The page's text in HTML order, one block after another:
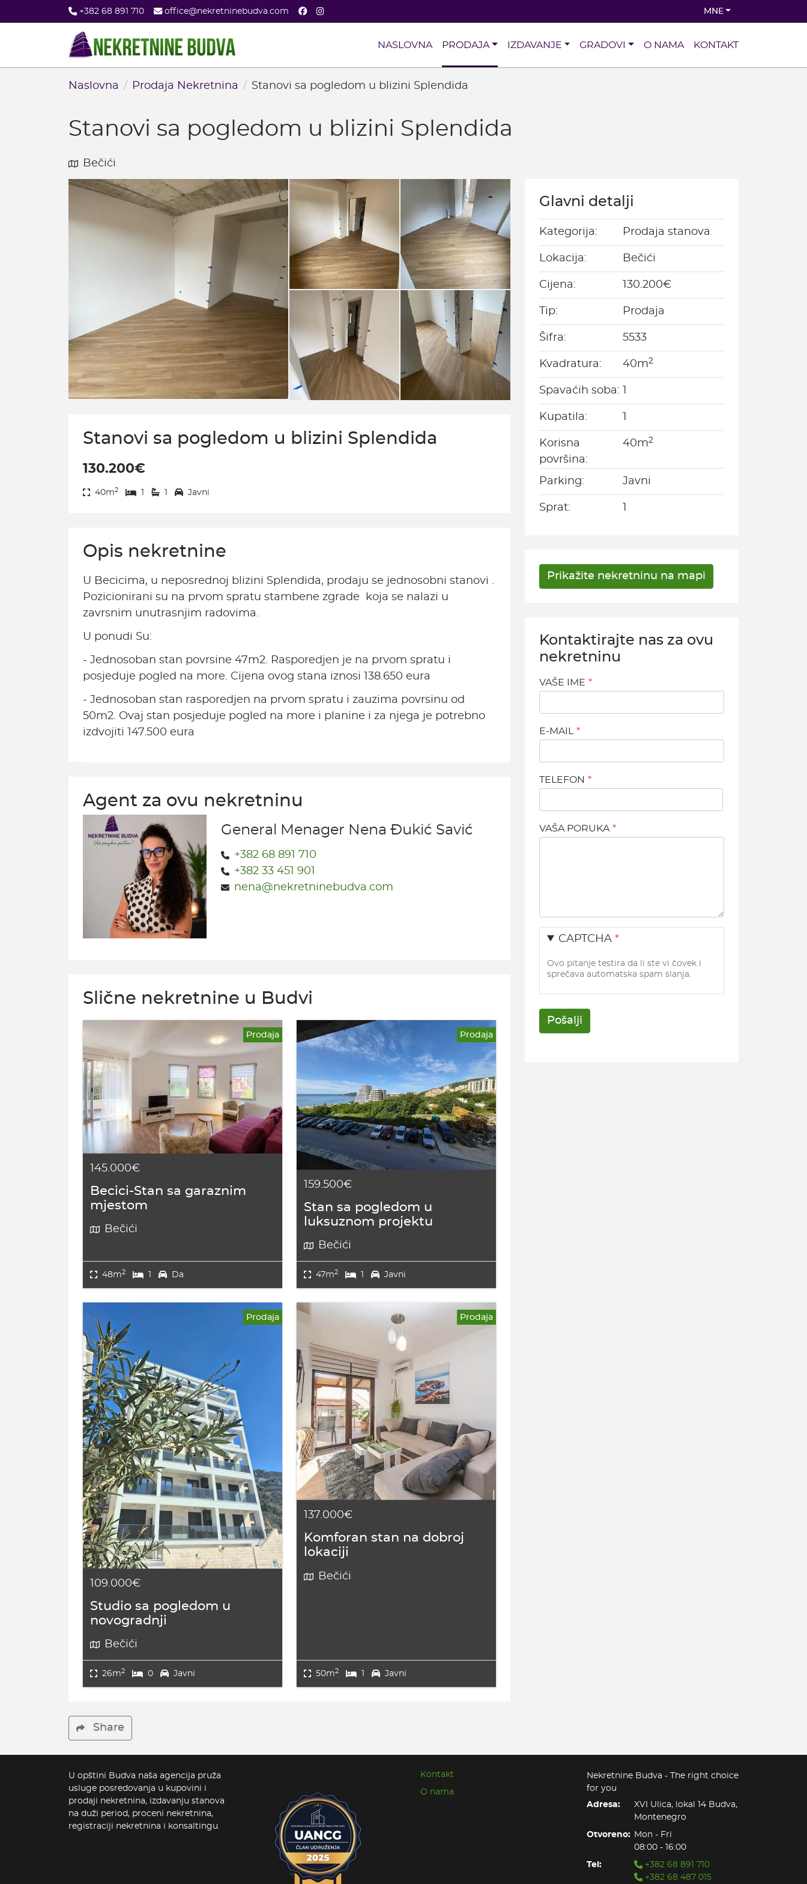
to
+382 68 891 710 office@nekretninebudva.com FacebookInstagram MNE
NASLOVNA PRODAJA IZDAVANJE GRADOVI O NAMA KONTAKT
Naslovna Prodaja Nekretnina Stanovi sa pogledom u blizini Splendida
Stanovi sa pogledom u blizini Splendida
Bečići
Stanovi sa pogledom u blizini Splendida
130.200€
40m2 1 1 Javni
Opis nekretnine
U Becicima, u neposrednoj blizini Splendida, prodaju se jednosobni stanovi .
Pozicionirani su na prvom spratu stambene zgrade koja se nalazi u
zavrsnim unutrasnjim radovima.
U ponudi Su:
- Jednosoban stan povrsine 47m2. Rasporedjen je na prvom spratu i
posjeduje pogled na more. Cijena ovog stana iznosi 138.650 eura
- Jednosoban stan rasporedjen na prvom spratu i zauzima povrsinu od
50m2. Ovaj stan posjeduje pogled na more i planine i za njega je potrebno
izdvojiti 147.500 eura
Agent za ovu nekretninu
General Menager Nena Đukić Savić
+382 68 891 710
+382 33 451 901
nena@nekretninebudva.com
Slične nekretnine u Budvi
Prodaja
145.000€
Becici-Stan sa garaznim
mjestom
Bečići
48m2 1 Da
Prodaja
159.500€
Stan sa pogledom u
luksuznom projektu
Bečići
47m2 1 Javni
Prodaja
109.000€
Studio sa pogledom u
novogradnji
Bečići
26m2 0 Javni
Prodaja
137.000€
Komforan stan na dobroj
lokaciji
Bečići
50m2 1 Javni
Glavni detalji
Kategorija: Prodaja stanova
Lokacija: Bečići
Cijena: 130.200€
Tip: Prodaja
Šifra: 5533
Kvadratura: 40m2
Spavaćih soba:
Kupatila:
Korisna
površina:
40m2
Parking: Javni
Sprat:
Kontaktirajte nas za ovu
nekretninu
VAŠE IME
E-MAIL
TELEFON
VAŠA PORUKA
CAPTCHA
Ovo pitanje testira da li ste vi čovek i
sprečava automatska spam slanja.
Share
U opštini Budva naša agencija pruža
usluge posredovanja u kupovini i
prodaji nekretnina, izdavanju stanova
na duži period, proceni nekretnina,
registraciji nekretnina i konsaltingu.
Kontakt
O nama
Nekretnine Budva - The right choice
for you
Adresa:
XVI Ulica, lokal 14 Budva,
Montenegro
Otvoreno: Mon - Fri
08:00 - 16:00
Tel:
+382 68 891 710
+382 68 487 015